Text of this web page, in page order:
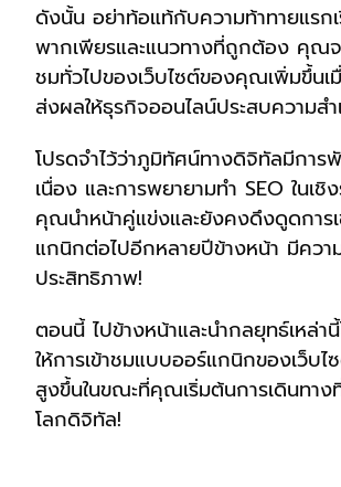
ดังนั้น อย่าท้อแท้กับความท้าทายแรก
พากเพียรและแนวทางที่ถูกต้อง คุณจ
ชมทั่วไปของเว็บไซต์ของคุณเพิ่มขึ้นเ
ส่งผลให้ธุรกิจออนไลน์ประสบความสำ
โปรดจำไว้ว่าภูมิทัศน์ทางดิจิทัลมีกา
เนื่อง และการพยายามทำ SEO ในเชิ
คุณนำหน้าคู่แข่งและยังคงดึงดูดการ
แกนิกต่อไปอีกหลายปีข้างหน้า มีควา
ประสิทธิภาพ!
ตอนนี้ ไปข้างหน้าและนำกลยุทธ์เหล่า
ให้การเข้าชมแบบออร์แกนิกของเว็บ
สูงขึ้นในขณะที่คุณเริ่มต้นการเดินทาง
โลกดิจิทัล!